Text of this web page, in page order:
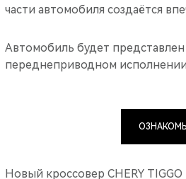
части автомобиля создаётся
Автомобиль будет
переднеприводном
Новый кроссовер CHERY